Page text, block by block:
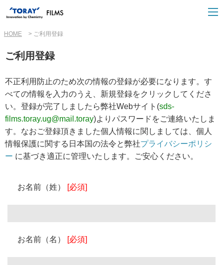
HOME ご利用登録
ご利用登録
不正利用防止のため次の情報の登録が必要になります。す
べての情報を入力のうえ、新規登録をクリックしてくださ
い。登録が完了しましたら弊社Webサイト(sds-
films.toray.ug@mail.toray)よりパスワードをご連絡いたしま
す。なおご登録頂きました個人情報に関しましては、個人
情報保護に関する日本国の 法令と弊社プライバシーポリシ
ー に基づき適正に管理いたします。ご安心ください。
お名前（姓） [必須]
お名前（名） [必須]